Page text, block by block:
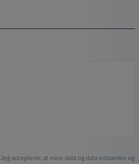
. Jeg accepterer, at mine data og data indsamles og